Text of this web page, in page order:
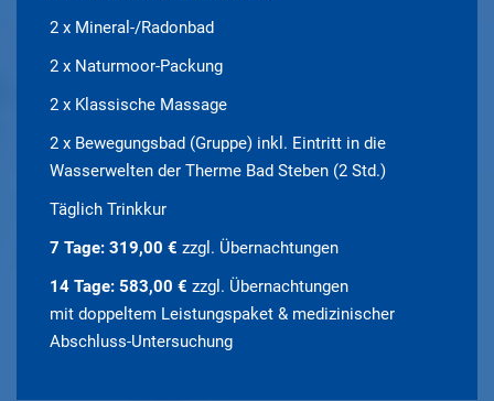
2 x Mineral-/Radonbad
2 x Naturmoor-Packung
2 x Klassische Massage
2 x Bewegungsbad (Gruppe) inkl. Eintritt in die
Wasserwelten der Therme Bad Steben (2 Std.)
Täglich Trinkkur
7 Tage: 319,00 € zzgl. Übernachtungen
14 Tage: 583,00 € zzgl. Übernachtungen
mit doppeltem Leistungspaket & medizinischer
Abschluss-Untersuchung